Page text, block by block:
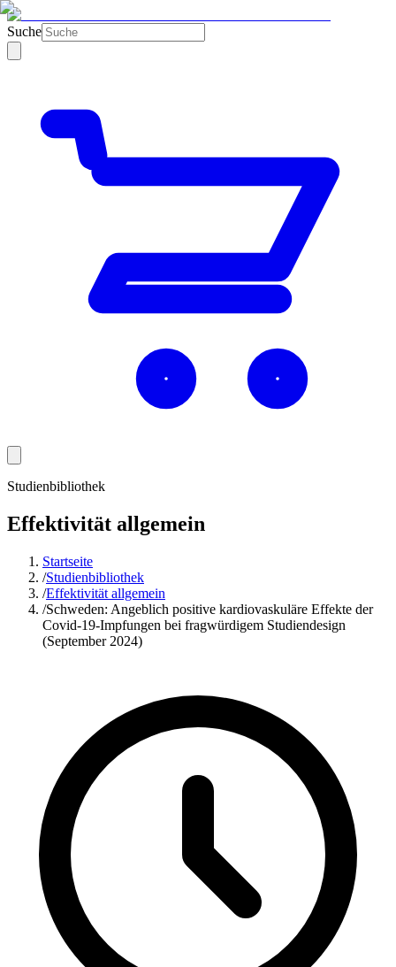
Suche
Studienbibliothek
Effektivität allgemein
Startseite
/Studienbibliothek
/Effektivität allgemein
/Schweden: Angeblich positive kardiovaskuläre Effekte der
Covid-19-Impfungen bei fragwürdigem Studiendesign
(September 2024)